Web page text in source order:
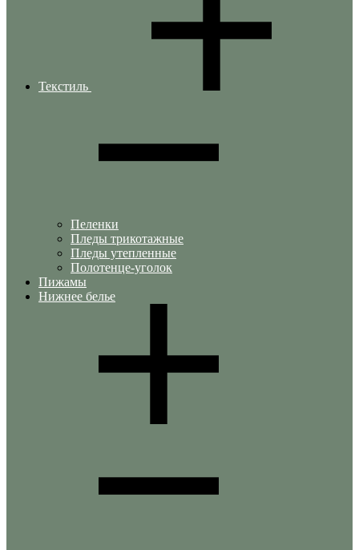
Текстиль
Пеленки
Пледы трикотажные
Пледы утепленные
Полотенце-уголок
Пижамы
Нижнее белье